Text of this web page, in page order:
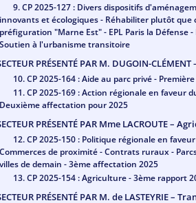
9. CP 2025-127 : Divers dispositifs
innovants et écologiques - Réhabiliter plutôt que
préfiguration "Marne Est" - EPL Paris la Défense
Soutien à l'urbanisme transitoire
PRÉSENTÉ PAR M. DUGOIN-
10. CP 2025-164 : Aide au parc privé -
11. CP 2025-169 : Action régionale en faveur
Deuxième affectation pour 2025
PRÉSENTÉ PAR Mme LACROUTE –
12. CP 2025-150 : Politique régionale en
Commerces de proximité - Contrats ruraux -
villes de demain - 3ème affectation 2025
13. CP 2025-154 : Agriculture - 3ème rapport
PRÉSENTÉ PAR M. de LASTEYRIE –